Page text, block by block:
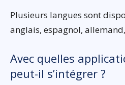
Plusieurs langues sont
anglais, espagnol,
Avec quelles
peut-il s’intégrer ?